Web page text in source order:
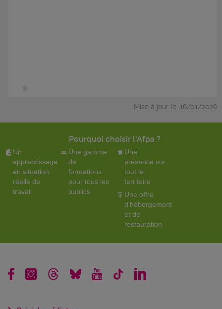
Mise à jour le :16/01/2026
Pourquoi choisir l'Afpa ?
Un
apprentissage
en situation
réelle de
travail
Une gamme
de
formations
pour tous les
publics
Une
présence sur
tout le
territoire
Une offre
d'hébergement
et de
restauration